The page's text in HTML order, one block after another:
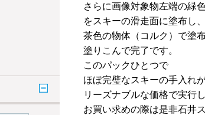
さらに画像対象物左端の緑
をスキーの滑走面に塗布し
茶色の物体（コルク）で塗
塗りこんで完了です。
このパックひとつで
ほぼ完璧なスキーの手入れ
リーズナブルな価格で実行
お買い求めの際は是非石井